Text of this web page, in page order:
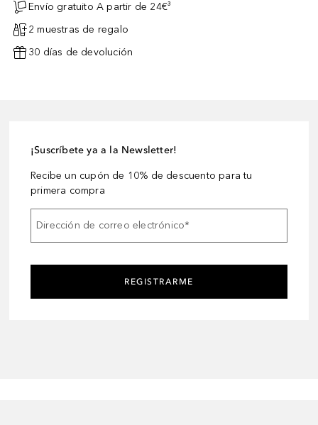
Envío gratuito A partir de 24€³
2 muestras de regalo
30 días de devolución
¡Suscríbete ya a la Newsletter!
Recibe un cupón de 10% de descuento para tu
primera compra
Dirección de correo electrónico*
REGISTRARME